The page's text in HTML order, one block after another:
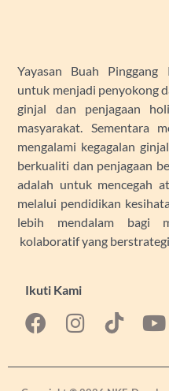
Yayasan Buah Pinggang
untuk menjadi penyokong
ginjal dan penjagaan
masyarakat. Sementara
mengalami kegagalan
berkualiti dan penjagaan
adalah untuk mencegah
melalui pendidikan
lebih mendalam bagi
kolaboratif yang
Ikuti Kami
F
c
I
s
t
Y
u
t